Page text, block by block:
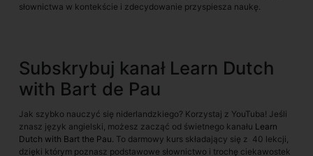
słownictwa w kontekście i zdecydowanie przyspiesza naukę.
Subskrybuj kanał Learn Dutch
with Bart de Pau
Jak szybko nauczyć się niderlandzkiego? Korzystaj z YouTuba! Jeśli
znasz język angielski, możesz zacząć od świetnego kanału Learn
Dutch with Bart the Pau. To darmowy kurs składający się z 40 lekcji,
dzięki którym poznasz podstawowe słownictwo i trochę ciekawostek